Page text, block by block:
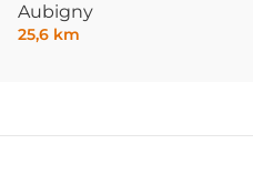
Aubigny
25,6 km